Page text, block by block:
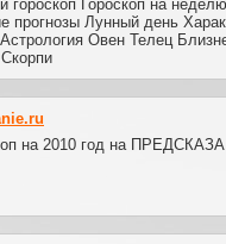
гороскоп Гороскоп на неделю
прогнозы Лунный день
Астрология Овен Телец
на 2010 год на